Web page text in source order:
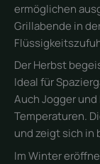
ermöglichen
Grillabende in
Der Herbst
Ideal für
Auch Jogger
Temperaturen.
und zeigt sich in
Im Winter